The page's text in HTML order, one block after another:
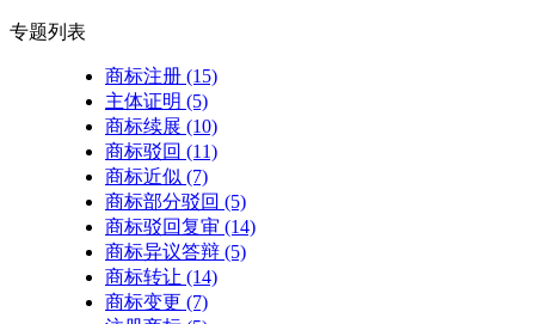
专题列表
商标注册 (15)
主体证明 (5)
商标续展 (10)
商标驳回 (11)
商标近似 (7)
商标部分驳回 (5)
商标驳回复审 (14)
商标异议答辩 (5)
商标转让 (14)
商标变更 (7)